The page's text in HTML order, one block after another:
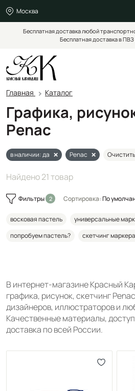
Москва
Бесплатная доставка любой
Бесплатная доставка в ПВЗ
Главная Каталог
Графика,
Penac
в наличии: да Penac
Найдено 21 товар
Фильтры Сортировка:По
восковая пастель
универсальные
попробуем пастель?
скетчинг
В интернет-магазине Красный
графика, рисунок, скетчинг
дизайнеров, иллюстраторов и
Качественные материалы,
доставка по всей России.